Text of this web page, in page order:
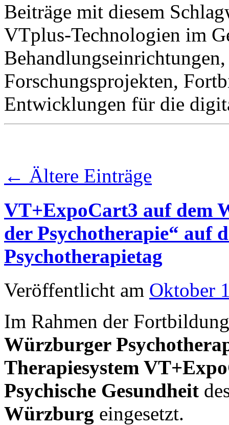
Beiträge mit diesem
VTplus-Technologien im
Forschungsprojekten,
Entwicklungen für die
← Ältere Einträge
VT+ExpoCart3 auf dem
der Psychotherapie“ auf
Psychotherapietag
Veröffentlicht am Oktober
Im Rahmen der
Würzburger
Therapiesystem
Psychische Gesundheit
Würzburg eingesetzt.